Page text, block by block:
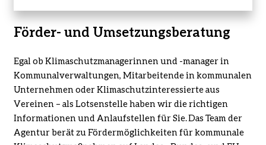
für
Ihren
Klimaschutz
vor
Förder- und Umsetzungsberatung
Egal ob Klimaschutzmanagerinnen und -manager in
Kommunalverwaltungen, Mitarbeitende in kommunalen
Unternehmen oder Klimaschutzinteressierte aus
Vereinen – als Lotsenstelle haben wir die richtigen
Informationen und Anlaufstellen für Sie. Das Team der
Agentur berät zu Fördermöglichkeiten für kommunale